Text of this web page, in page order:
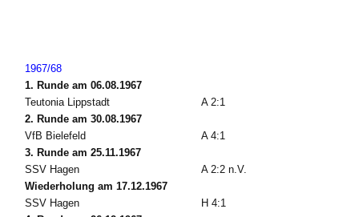
1967/68
1. Runde am 06.08.1967
Teutonia Lippstadt
A 2:1
2. Runde am 30.08.1967
VfB Bielefeld
A 4:1
3. Runde am 25.11.1967
SSV Hagen
A 2:2 n.V.
Wiederholung am 17.12.1967
SSV Hagen
H 4:1